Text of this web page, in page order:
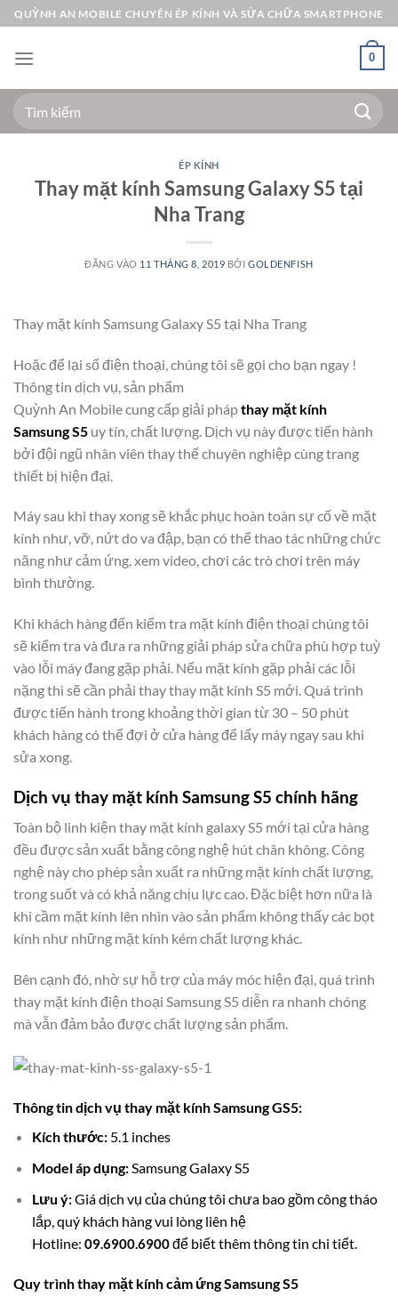
Bỏ
qua
nội
QUỲNH AN MOBILE CHUYÊN ÉP KÍNH VÀ SỬA CHỮA SMARTPHONE
0
Tìm
kiếm:
ÉP KÍNH
Thay mặt kính Samsung Galaxy S5 tại
Nha Trang
ĐĂNG VÀO 11 THÁNG 8, 2019 BỞIGOLDENFISH
Thay mặt kính Samsung Galaxy S5 tại Nha Trang
Hoặc để lại số điện thoại, chúng tôi sẽ gọi cho bạn ngay !
Thông tin dịch vụ, sản phẩm
Quỳnh An Mobile cung cấp giải phápthay mặt kính
Samsung S5 uy tín, chất lượng. Dịch vụ này được tiến hành
bởi đội ngũ nhân viên thay thế chuyên nghiệp cùng trang
thiết bị hiện đại.
Máy sau khi thay xong sẽ khắc phục hoàn toàn sự cố về mặt
kính như, vỡ, nứt do va đập, bạn có thể thao tác những chức
năng như cảm ứng, xem video, chơi các trò chơi trên máy
bình thường.
Khi khách hàng đến kiểm tra mặt kính điện thoại chúng tôi
sẽ kiểm tra và đưa ra những giải pháp sửa chữa phù hợp tuỳ
vào lỗi máy đang gặp phải. Nếu mặt kính gặp phải các lỗi
nặng thì sẽ cần phải thay thay mặt kính S5 mới. Quá trình
được tiến hành trong khoảng thời gian từ 30 – 50 phút
khách hàng có thể đợi ở cửa hàng để lấy máy ngay sau khi
sửa xong.
Dịch vụ thay mặt kính Samsung S5 chính hãng
Toàn bộ linh kiện thay mặt kính galaxy S5 mới tại cửa hàng
đều được sản xuất bằng công nghệ hút chân không. Công
nghệ này cho phép sản xuất ra những mặt kính chất lượng,
trong suốt và có khả năng chịu lực cao. Đặc biệt hơn nữa là
khi cầm mặt kính lên nhìn vào sản phẩm không thấy các bọt
kính như những mặt kính kém chất lượng khác.
Bên cạnh đó, nhờ sự hỗ trợ của máy móc hiện đại, quá trình
thay mặt kính điện thoại Samsung S5 diễn ra nhanh chóng
mà vẫn đảm bảo được chất lượng sản phẩm.
Thông tin dịch vụ thay mặt kính Samsung GS5:
Kích thước:5.1 inches
Model áp dụng:Samsung Galaxy S5
Lưu ý:Giá dịch vụ của chúng tôi chưa bao gồm công tháo
lắp, quý khách hàng vui lòng liên hệ
Hotline: 09.6900.6900để biết thêm thông tin chi tiết.
Quy trình thay mặt kính cảm ứng Samsung S5